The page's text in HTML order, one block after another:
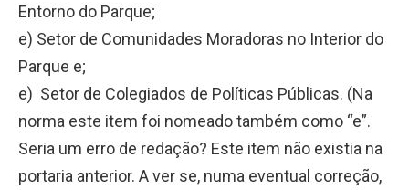
Entorno do Parque;
e) Setor de Comunidades Moradoras no Interior do
Parque e;
e) Setor de Colegiados de Políticas Públicas. (Na
norma este item foi nomeado também como “e”.
Seria um erro de redação? Este item não existia na
portaria anterior. A ver se, numa eventual correção,